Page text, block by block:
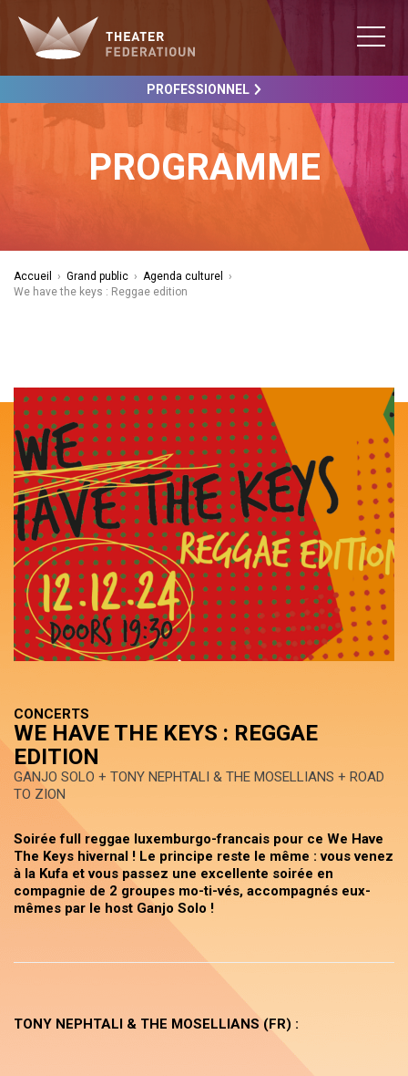
PROFESSIONNEL
PROGRAMME
Accueil › Grand public › Agenda culturel
›
We have the keys : Reggae edition
CONCERTS
WE HAVE THE KEYS : REGGAE
EDITION
GANJO SOLO + TONY NEPHTALI & THE MOSELLIANS + ROAD
TO ZION
Soirée full reggae luxemburgo-francais pour ce We Have
The Keys hivernal ! Le principe reste le même : vous venez
à la Kufa et vous passez une excellente soirée en
compagnie de 2 groupes mo-ti-vés, accompagnés eux-
mêmes par le host Ganjo Solo !
TONY NEPHTALI & THE MOSELLIANS (FR) :